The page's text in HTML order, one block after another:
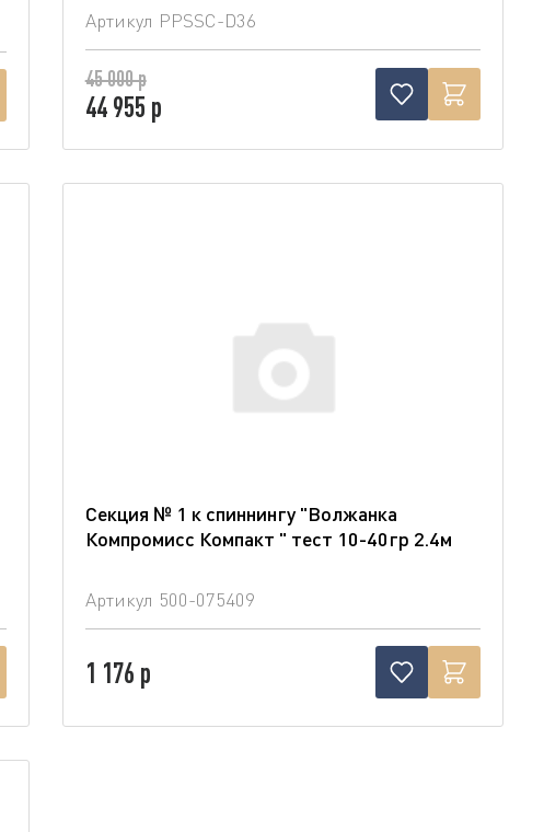
Артикул PPSSC-D36
45 000 р
44 955 р
Секция № 1 к спиннингу "Волжанка
Компромисс Компакт " тест 10-40гр 2.4м
Артикул 500-075409
1 176 р